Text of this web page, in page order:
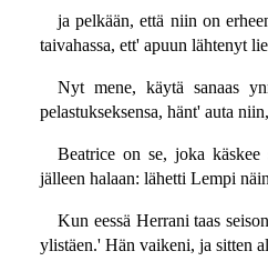
ja pelkään, että niin on
taivahassa, ett' apuun lähtenyt
Nyt mene, käytä sanaas
pelastukseksensa, hänt' auta
Beatrice on se, joka
jälleen halaan: lähetti Lempi
Kun eessä Herrani taas
ylistäen.' Hän vaikeni, ja sitten